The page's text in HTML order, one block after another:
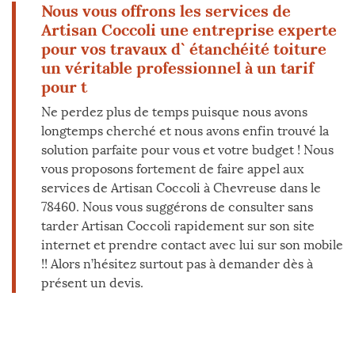
Nous vous offrons les services de
Artisan Coccoli une entreprise experte
pour vos travaux d` étanchéité toiture
un véritable professionnel à un tarif
pour t
Ne perdez plus de temps puisque nous avons
longtemps cherché et nous avons enfin trouvé la
solution parfaite pour vous et votre budget ! Nous
vous proposons fortement de faire appel aux
services de Artisan Coccoli à Chevreuse dans le
78460. Nous vous suggérons de consulter sans
tarder Artisan Coccoli rapidement sur son site
internet et prendre contact avec lui sur son mobile
!! Alors n’hésitez surtout pas à demander dès à
présent un devis.